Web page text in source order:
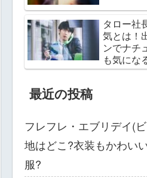
タロー社
気とは！
ンでナチ
も気にな
最近の投稿
フレフレ・エブリデイ(
地はどこ?衣装もかわい
服?